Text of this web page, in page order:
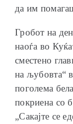
да им
Гробот на
наоѓа во
сместено
на љубовта“
поголема
покриена со
„Сакајте се